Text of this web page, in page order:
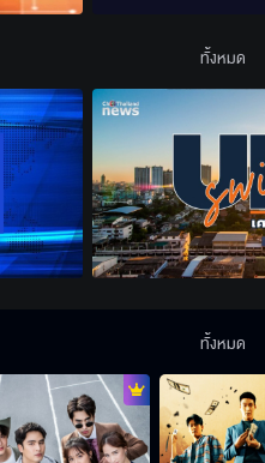
ทั้งหมด
ทั้งหมด